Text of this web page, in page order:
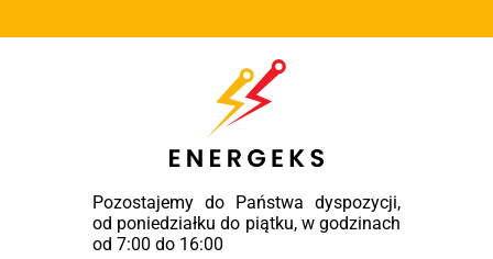
Pozostajemy do Państwa dyspozycji,
od poniedziałku do piątku, w godzinach
od 7:00 do 16:00